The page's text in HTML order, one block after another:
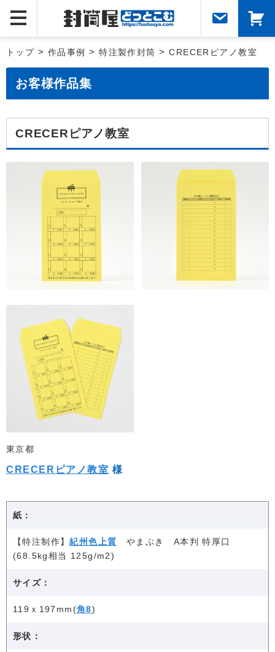
トップ > 作品事例 >特注製作封筒 >CRECERピアノ教室
お客様作品集
CRECERピアノ教室
東京都
CRECERピアノ教室 様
紙：
【特注制作】紀州色上質 やまぶき A本判 特厚口
(68.5kg相当 125g/m2)
サイズ：
119ｘ197mm(角8)
形状：